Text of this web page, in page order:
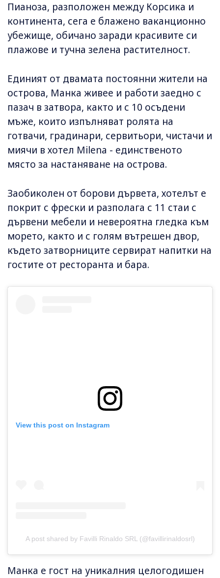
Пианоза, разположен между Корсика и
континента, сега е блажено ваканционно
убежище, обичано заради красивите си
плажове и тучна зелена растителност.
Единият от двамата постоянни жители на
острова, Манка живее и работи заедно с
пазач в затвора, както и с 10 осъдени
мъже, които изпълняват ролята на
готвачи, градинари, сервитьори, чистачи и
миячи в хотел Milena - единственото
място за настаняване на острова.
Заобиколен от борови дървета, хотелът е
покрит с фрески и разполага с 11 стаи с
дървени мебели и невероятна гледка към
морето, както и с голям вътрешен двор,
където затворниците сервират напитки на
гостите от ресторанта и бара.
View this post on Instagram
A post shared by Favilli Rinaldo SRL (@favillirinaldosrl)
Манка е гост на уникалния целогодишен